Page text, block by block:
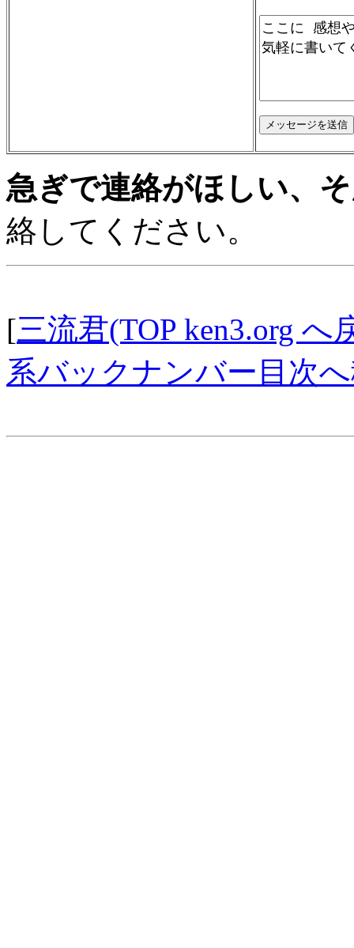
急ぎで連絡がほしい、
絡してください。
[三流君(TOP ken3.org へ
系バックナンバー目次